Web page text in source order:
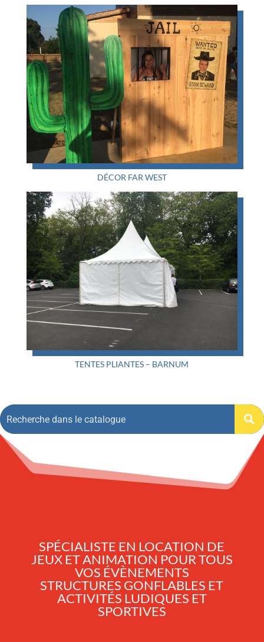
DÉCOR FAR WEST
TENTES PLIANTES – BARNUM
SPÉCIALISTE EN LOCATION DE
JEUX ET ANIMATION POUR TOUS
VOS ÉVÈNEMENTS
STRUCTURES GONFLABLES ET
ACTIVITÉS LUDIQUES ET
SPORTIVES